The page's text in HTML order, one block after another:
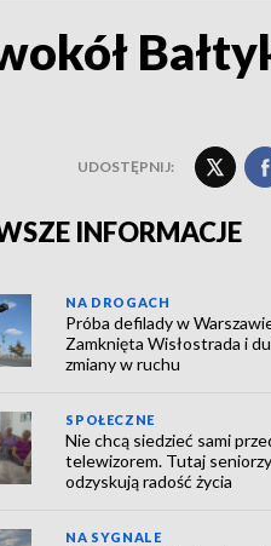
UDOSTĘPNIJ:
INFORMACJE
NA DROGACH
Próba defilady w
Zamknięta Wisłostrada i
zmiany w ruchu
SPOŁECZNE
Nie chcą siedzieć sami
telewizorem. Tutaj seniorzy
odzyskują radość życia
NA SYGNALE